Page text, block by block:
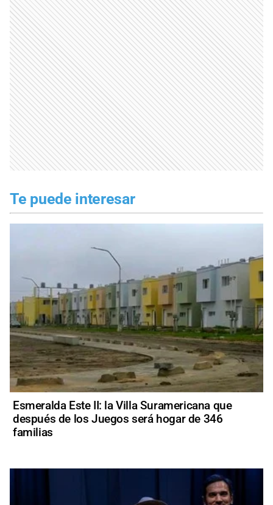
Te puede interesar
Esmeralda Este II: la Villa Suramericana que
después de los Juegos será hogar de 346
familias